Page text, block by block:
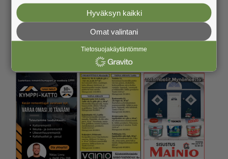
Hyväksyn kaikki
Omat valintani
Tietosuojakäytäntömme